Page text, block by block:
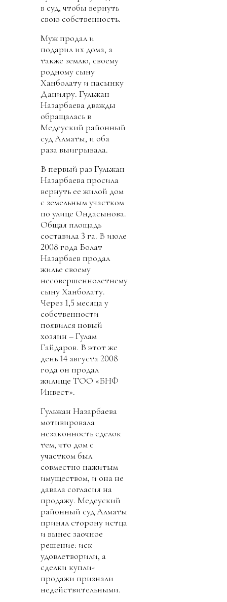
в суд, чтобы вернуть
свою собственность.
Муж продал и
подарил их дома, а
также землю, своему
родному сыну
Ханболату и пасынку
Данияру. Гульжан
Назарбаева дважды
обращалась в
Медеуский районный
суд Алматы, и оба
раза выигрывала.
В первый раз Гульжан
Назарбаева просила
вернуть ее жилой дом
с земельным участком
по улице Ондасынова.
Общая площадь
составила 3 га. В июле
2008 года Болат
Назарбаев продал
жилье своему
несовершеннолетнему
сыну Ханболату.
Через 1,5 месяца у
собственности
появился новый
хозяин – Гулам
Гайдаров. В этот же
день 14 августа 2008
года он продал
жилище ТОО «БНФ
Инвест».
Гульжан Назарбаева
мотивировала
незаконность сделок
тем, что дом с
участком был
совместно нажитым
имуществом, и она не
давала согласия на
продажу. Медеуский
районный суд Алматы
принял сторону истца
и вынес заочное
решение: иск
удовлетворили, а
сделки купли-
продажи признали
недействительными.